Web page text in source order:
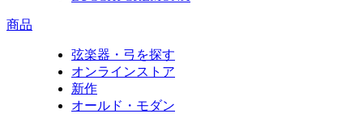
商品
弦楽器・弓を探す
オンラインストア
新作
オールド・モダン